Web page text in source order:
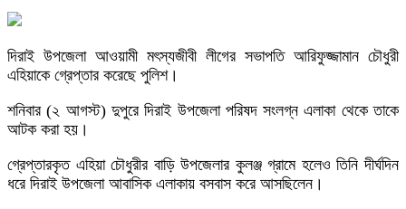
দিরাই উপজেলা আওয়ামী মৎস্যজীবী লীগের সভাপতি আরিফুজ্জামান চৌধুরী
এহিয়াকে গ্রেপ্তার করেছে পুলিশ।
শনিবার (২ আগস্ট) দুপুরে দিরাই উপজেলা পরিষদ সংলগ্ন এলাকা থেকে তাকে
আটক করা হয়।
গ্রেপ্তারকৃত এহিয়া চৌধুরীর বাড়ি উপজেলার কুলঞ্জ গ্রামে হলেও তিনি দীর্ঘদিন
ধরে দিরাই উপজেলা আবাসিক এলাকায় বসবাস করে আসছিলেন।